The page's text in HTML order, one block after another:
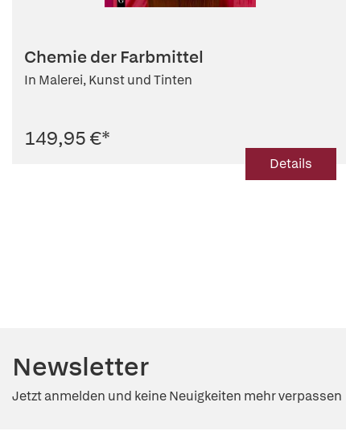
Chemie der Farbmittel
In Malerei, Kunst und Tinten
149,95 €*
Details
Newsletter
Jetzt anmelden und keine Neuigkeiten mehr verpassen